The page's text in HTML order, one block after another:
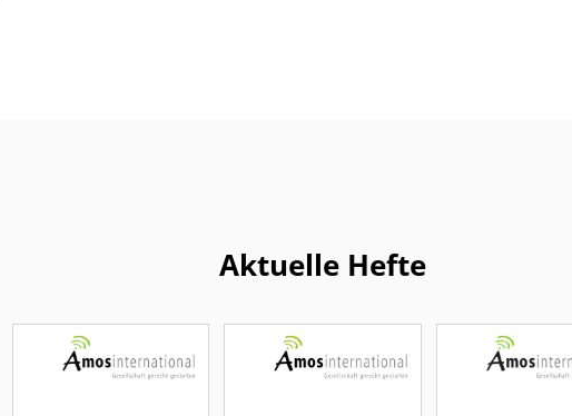
Aktuelle Hefte